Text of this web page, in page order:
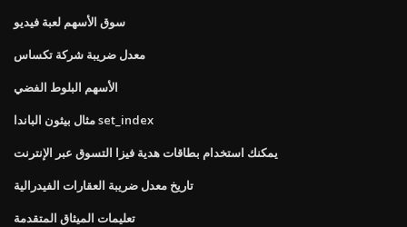
سوق الأسهم لعبة فيديو
معدل ضريبة شركة تكساس
الأسهم البلوط الفضي
مثال بيثون الباندا set_index
يمكنك استخدام بطاقات هدية فيزا التسوق عبر الإنترنت
تاريخ معدل ضريبة العقارات الفيدرالية
تعليمات الميثاق المتقدمة